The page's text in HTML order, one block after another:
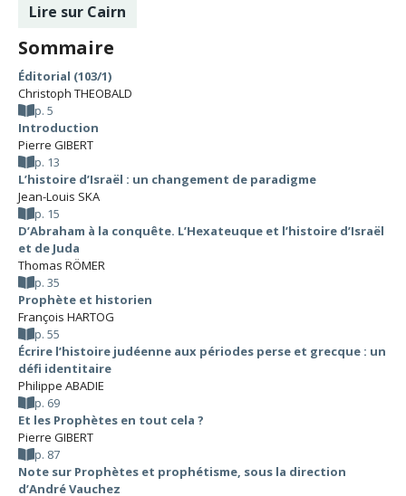
Lire sur Cairn
Sommaire
Éditorial (103/1)
Christoph THEOBALD
p. 5
Introduction
Pierre GIBERT
p. 13
L’histoire d’Israël : un changement de paradigme
Jean-Louis SKA
p. 15
D’Abraham à la conquête. L’Hexateuque et l’histoire d’Israël
et de Juda
Thomas RÖMER
p. 35
Prophète et historien
François HARTOG
p. 55
Écrire l’histoire judéenne aux périodes perse et grecque : un
défi identitaire
Philippe ABADIE
p. 69
Et les Prophètes en tout cela ?
Pierre GIBERT
p. 87
Note sur Prophètes et prophétisme, sous la direction
d’André Vauchez